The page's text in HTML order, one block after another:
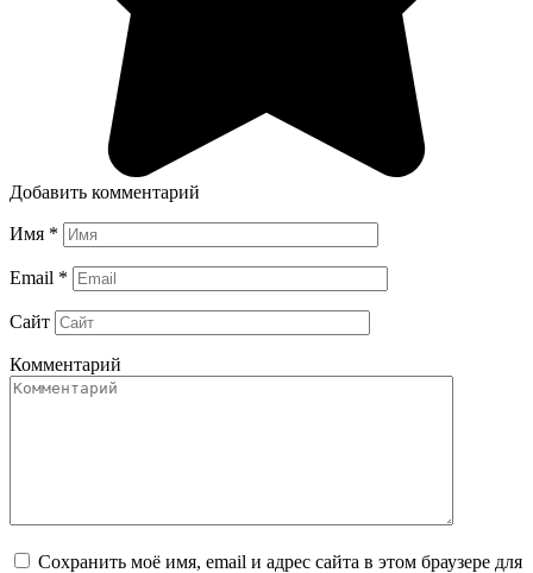
Добавить комментарий
Имя *
Email *
Сайт
Комментарий
Сохранить моё имя, email и адрес сайта в этом браузере для